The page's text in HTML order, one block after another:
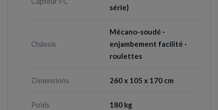
série)
Châssis
Mécano-soudé ·
enjambement facilité ·
roulettes
Dimensions 260 x 105 x 170 cm
Poids 180 kg